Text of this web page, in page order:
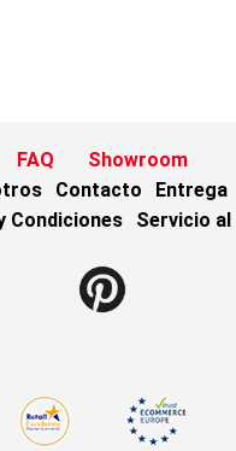
FAQ
Showroom
Contacto Entrega
Condiciones
Servicio